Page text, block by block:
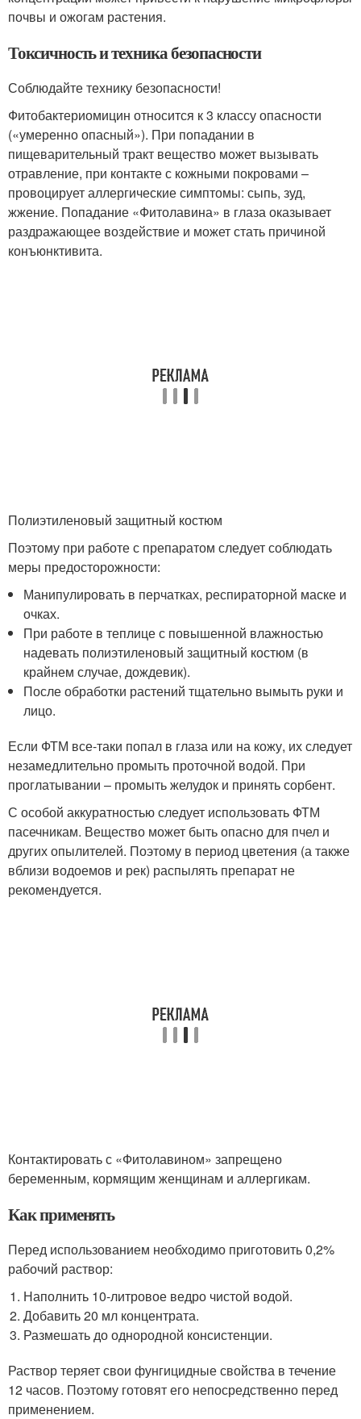
почвы и ожогам растения.
Токсичность и техника безопасности
Соблюдайте технику безопасности!
Фитобактериомицин относится к 3 классу опасности
(«умеренно опасный»). При попадании в
пищеварительный тракт вещество может вызывать
отравление, при контакте с кожными покровами –
провоцирует аллергические симптомы: сыпь, зуд,
жжение. Попадание «Фитолавина» в глаза оказывает
раздражающее воздействие и может стать причиной
конъюнктивита.
Полиэтиленовый защитный костюм
Поэтому при работе с препаратом следует соблюдать
меры предосторожности:
Манипулировать в перчатках, респираторной маске и
очках.
При работе в теплице с повышенной влажностью
надевать полиэтиленовый защитный костюм (в
крайнем случае, дождевик).
После обработки растений тщательно вымыть руки и
лицо.
Если ФТМ все-таки попал в глаза или на кожу, их следует
незамедлительно промыть проточной водой. При
проглатывании – промыть желудок и принять сорбент.
С особой аккуратностью следует использовать ФТМ
пасечникам. Вещество может быть опасно для пчел и
других опылителей. Поэтому в период цветения (а также
вблизи водоемов и рек) распылять препарат не
рекомендуется.
Контактировать с «Фитолавином» запрещено
беременным, кормящим женщинам и аллергикам.
Как применять
Перед использованием необходимо приготовить 0,2%
рабочий раствор:
Наполнить 10-литровое ведро чистой водой.
Добавить 20 мл концентрата.
Размешать до однородной консистенции.
Раствор теряет свои фунгицидные свойства в течение
12 часов. Поэтому готовят его непосредственно перед
применением.